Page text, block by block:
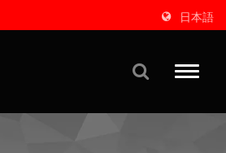
日本語
Toggle